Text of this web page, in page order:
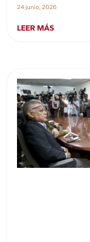
24 junio, 2026
LEER MÁS